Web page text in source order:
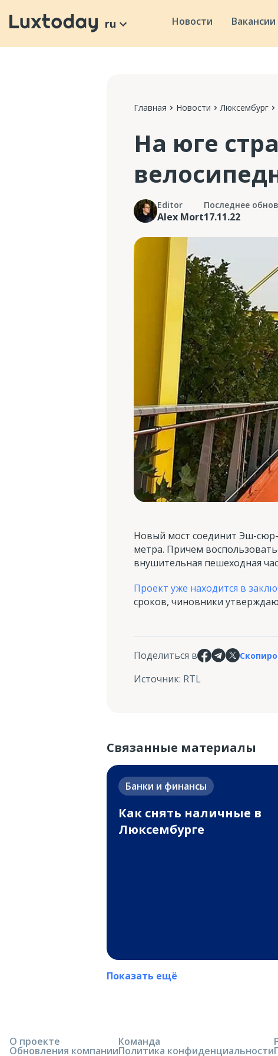
ru Новости Вакансии
Главная Новости Люксембург
На юге
Editor
Alex Mort
Последнее
17.11.22
Новый мост соединит Эш-сюр-
метра. Причем
внушительная пешеходная
Проект уже находится в
сроков, чиновники
Поделиться в
Источник: RTL
Связанные материалы
Банки и финансы
Как снять наличные в
Люксембурге
Показать ещё
О проекте
Обновления компании
Команда
Политика конфиденциальности